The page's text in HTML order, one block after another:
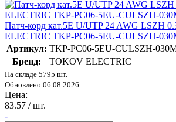
Патч-корд кат.5E U/UTP 24 AWG LSZH
ELECTRIC TKP-PC06-5EU-CULSZH-
Артикул: TKP-PC06-5EU-CULSZH-
Бренд:
TOKOV ELECTRIC
На складе 5795 шт.
Обновлено 06.08.2026
Цена:
83.57 / шт.
-